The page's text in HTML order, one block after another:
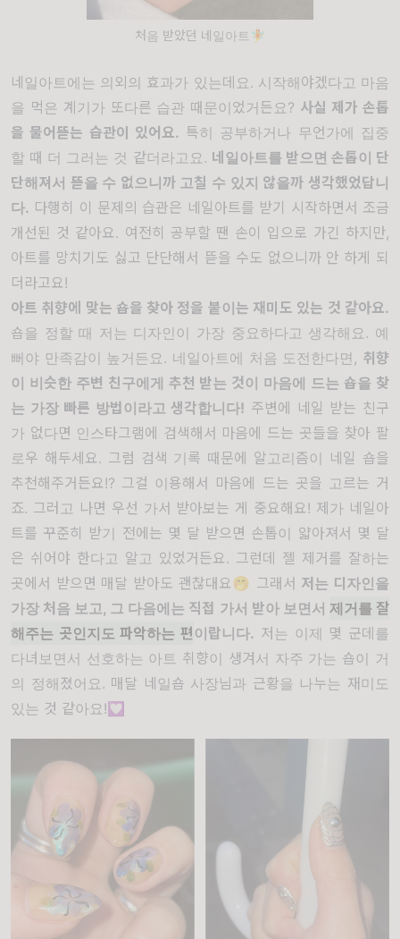
처음 받았던 네일아트🧚
네일아트에는 의외의 효과가 있는데요. 시작해야겠다고 마음
을 먹은 계기가 또다른 습관 때문이었거든요? 사실 제가 손톱
을 물어뜯는 습관이 있어요. 특히 공부하거나 무언가에 집중
할 때 더 그러는 것 같더라고요. 네일아트를 받으면 손톱이 단
단해져서 뜯을 수 없으니까 고칠 수 있지 않을까 생각했었답니
다. 다행히 이 문제의 습관은 네일아트를 받기 시작하면서 조금
개선된 것 같아요. 여전히 공부할 땐 손이 입으로 가긴 하지만,
아트를 망치기도 싫고 단단해서 뜯을 수도 없으니까 안 하게 되
더라고요!
아트 취향에 맞는 숍을 찾아 정을 붙이는 재미도 있는 것 같아요.
숍을 정할 때 저는 디자인이 가장 중요하다고 생각해요. 예
뻐야 만족감이 높거든요. 네일아트에 처음 도전한다면, 취향
이 비슷한 주변 친구에게 추천 받는 것이 마음에 드는 숍을 찾
는 가장 빠른 방법이라고 생각합니다! 주변에 네일 받는 친구
가 없다면 인스타그램에 검색해서 마음에 드는 곳들을 찾아 팔
로우 해두세요. 그럼 검색 기록 때문에 알고리즘이 네일 숍을
추천해주거든요!? 그걸 이용해서 마음에 드는 곳을 고르는 거
죠. 그러고 나면 우선 가서 받아보는 게 중요해요! 제가 네일아
트를 꾸준히 받기 전에는 몇 달 받으면 손톱이 얇아져서 몇 달
은 쉬어야 한다고 알고 있었거든요. 그런데 젤 제거를 잘하는
곳에서 받으면 매달 받아도 괜찮대요🤭 그래서 저는 디자인을
가장 처음 보고, 그 다음에는 직접 가서 받아 보면서 제거를 잘
해주는 곳인지도 파악하는 편 이랍니다. 저는 이제 몇 군데를
다녀보면서 선호하는 아트 취향이 생겨서 자주 가는 숍이 거
의 정해졌어요. 매달 네일숍 사장님과 근황을 나누는 재미도
있는 것 같아요!💟